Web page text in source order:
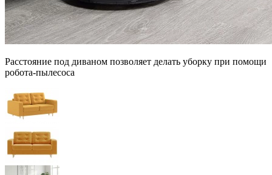
Расстояние под диваном позволяет делать уборку при помощи
робота-пылесоса